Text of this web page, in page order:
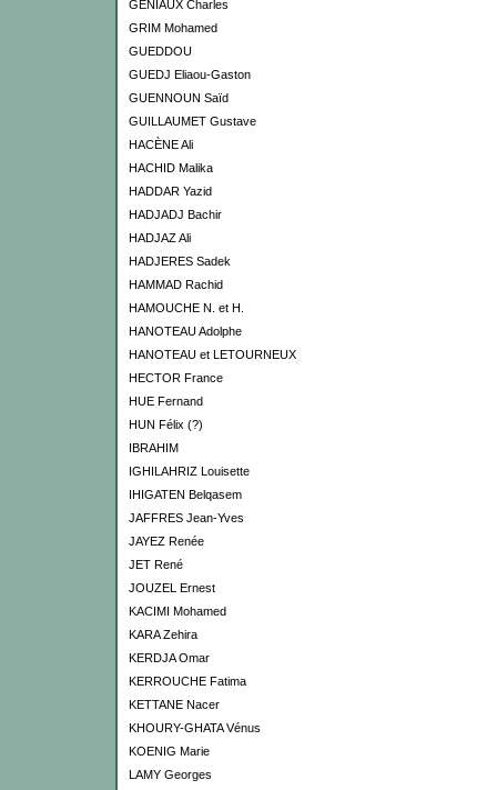
GENIAUX Charles
GRIM Mohamed
GUEDDOU
GUEDJ Eliaou-Gaston
GUENNOUN Saïd
GUILLAUMET Gustave
HACÈNE Ali
HACHID Malika
HADDAR Yazid
HADJADJ Bachir
HADJAZ Ali
HADJERES Sadek
HAMMAD Rachid
HAMOUCHE N. et H.
HANOTEAU Adolphe
HANOTEAU et LETOURNEUX
HECTOR France
HUE Fernand
HUN Félix (?)
IBRAHIM
IGHILAHRIZ Louisette
IHIGATEN Belqasem
JAFFRES Jean-Yves
JAYEZ Renée
JET René
JOUZEL Ernest
KACIMI Mohamed
KARA Zehira
KERDJA Omar
KERROUCHE Fatima
KETTANE Nacer
KHOURY-GHATA Vénus
KOENIG Marie
LAMY Georges